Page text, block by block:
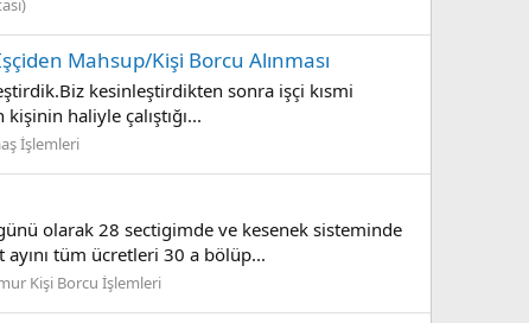
Mahsup/Ki̇şi̇ Borcu Alınması
kesinleştirdikten sonra işçi kısmi
haliyle çalıştığı...
İşlemleri
olarak 28 sectigimde ve kesenek sisteminde
ayını tüm ücretleri 30 a bölüp...
Kişi Borcu İşlemleri